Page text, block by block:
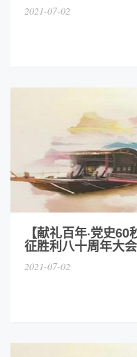
2021-07-02
【献礼百年·党史
征胜利八十周年大
2021-07-02